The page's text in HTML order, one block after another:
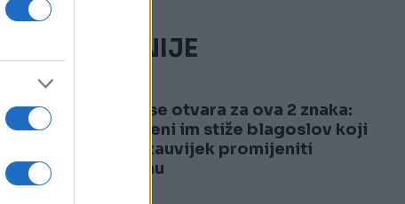
NAJČITANIJE
1
Nebo se otvara za ova 2 znaka:
Do jeseni im stiže blagoslov koji
će im zauvijek promijeniti
sudbinu